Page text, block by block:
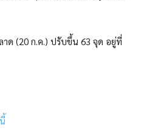
ด (20 ก.ค.) ปรับขึ้น 63 จุด อยู่ที่